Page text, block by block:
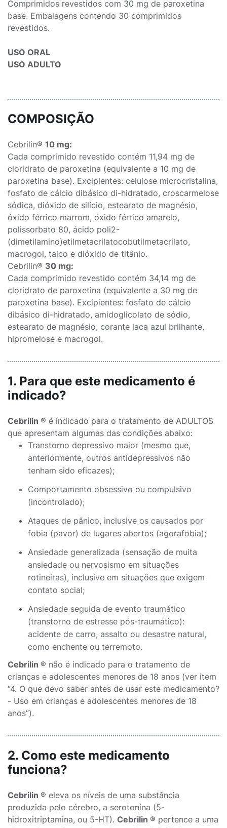
Comprimidos revestidos com 30 mg de paroxetina
base. Embalagens contendo 30 comprimidos
revestidos.
USO ORAL
USO ADULTO
COMPOSIÇÃO
Cebrilin® 10 mg:
Cada comprimido revestido contém 11,94 mg de
cloridrato de paroxetina (equivalente a 10 mg de
paroxetina base). Excipientes: celulose microcristalina,
fosfato de cálcio dibásico di-hidratado, croscarmelose
sódica, dióxido de silício, estearato de magnésio,
óxido férrico marrom, óxido férrico amarelo,
polissorbato 80, ácido poli2-
(dimetilamino)etilmetacrilatocobutilmetacrilato,
macrogol, talco e dióxido de titânio.
Cebrilin® 30 mg:
Cada comprimido revestido contém 34,14 mg de
cloridrato de paroxetina (equivalente a 30 mg de
paroxetina base). Excipientes: fosfato de cálcio
dibásico di-hidratado, amidoglicolato de sódio,
estearato de magnésio, corante laca azul brilhante,
hipromelose e macrogol.
1. Para que este medicamento é
indicado?
Cebrilin ® é indicado para o tratamento de ADULTOS
que apresentam algumas das condições abaixo:
Transtorno depressivo maior (mesmo que,
anteriormente, outros antidepressivos não
tenham sido eficazes);
Comportamento obsessivo ou compulsivo
(incontrolado);
Ataques de pânico, inclusive os causados por
fobia (pavor) de lugares abertos (agorafobia);
Ansiedade generalizada (sensação de muita
ansiedade ou nervosismo em situações
rotineiras), inclusive em situações que exigem
contato social;
Ansiedade seguida de evento traumático
(transtorno de estresse pós-traumático):
acidente de carro, assalto ou desastre natural,
como enchente ou terremoto.
Cebrilin ® não é indicado para o tratamento de
crianças e adolescentes menores de 18 anos (ver item
“4. O que devo saber antes de usar este medicamento?
- Uso em crianças e adolescentes menores de 18
anos”).
2. Como este medicamento
funciona?
Cebrilin ® eleva os níveis de uma substância
produzida pelo cérebro, a serotonina (5-
hidroxitriptamina, ou 5-HT). Cebrilin ® pertence a uma